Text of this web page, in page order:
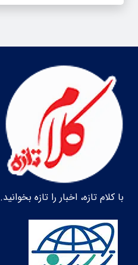
با کلام تازه، اخبار را تازه بخوانید.